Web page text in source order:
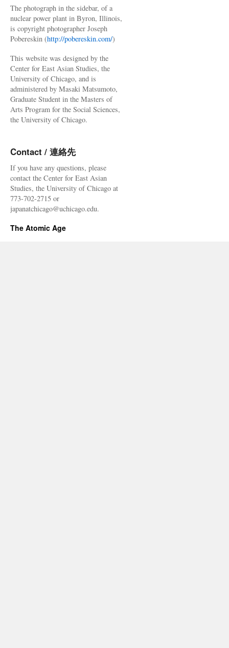
The photograph in the sidebar, of a
nuclear power plant in Byron, Illinois,
is copyright photographer Joseph
Pobereskin (http://pobereskin.com/)
This website was designed by the
Center for East Asian Studies, the
University of Chicago, and is
administered by Masaki Matsumoto,
Graduate Student in the Masters of
Arts Program for the Social Sciences,
the University of Chicago.
Contact / 連絡先
If you have any questions, please
contact the Center for East Asian
Studies, the University of Chicago at
773-702-2715 or
japanatchicago@uchicago.edu.
The Atomic Age